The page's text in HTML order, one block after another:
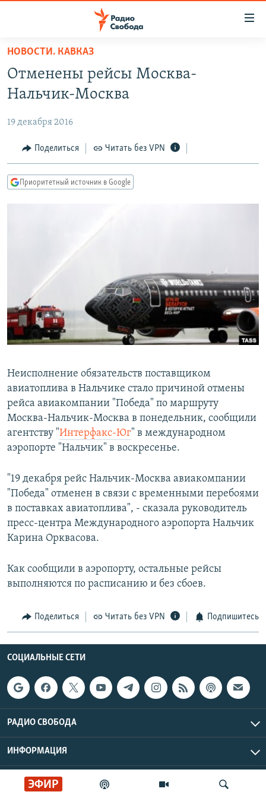
упрощенного
доступа
Вернуться
основному
Вернутся
главной
навигации
Вернутся
ЦИТАТЫ СВОБОДЫ
МНЕНИЯ
IDEL.РЕАЛИИ
РАСПИСАНИЕ ВЕЩАНИЯ
ПОДПИШИТЕСЬ НА РАССЫЛКУ
СОЦИАЛЬНЫЕ СЕТИ
ЭФИР
НОВОСТИ. КАВКАЗ
Отменены рейсы Москва-
Нальчик-Москва
19 декабря 2016
Поделиться Читать без VPN
Приоритетный источник в Google
Неисполнение обязательств поставщиком
авиатоплива в Нальчике стало причиной отмены
рейса авиакомпании "Победа" по маршруту
Москва-Нальчик-Москва в понедельник, сообщили
агентству "Интерфакс-Юг" в международном
аэропорте "Нальчик" в воскресенье.
"19 декабря рейс Нальчик-Москва авиакомпании
"Победа" отменен в связи с временными перебоями
в поставках авиатоплива", - сказала руководитель
пресс-центра Международного аэропорта Нальчик
Карина Орквасова.
Как сообщили в аэропорту, остальные рейсы
выполняются по расписанию и без сбоев.
Поделиться Читать без VPN Подпишитесь
СОЦИАЛЬНЫЕ СЕТИ
РАДИО СВОБОДА
ИНФОРМАЦИЯ
Радио Свобода © 2026 RFE/RL, Inc. | Все права защищены.